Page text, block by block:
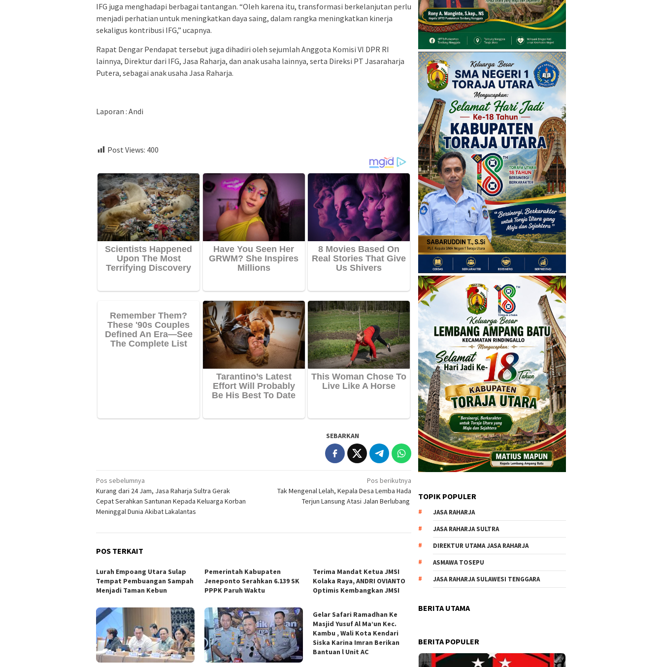
IFG juga menghadapi berbagai tantangan. “Oleh karena itu, transformasi berkelanjutan perlu
menjadi perhatian untuk meningkatkan daya saing, dalam rangka meningkatkan kinerja
sekaligus kontribusi IFG,” ucapnya.
Rapat Dengar Pendapat tersebut juga dihadiri oleh sejumlah Anggota Komisi VI DPR RI
lainnya, Direktur dari IFG, Jasa Raharja, dan anak usaha lainnya, serta Direksi PT Jasaraharja
Putera, sebagai anak usaha Jasa Raharja.
Laporan : Andi
Post Views: 400
SEBARKAN
Navigasi
pos
Pos sebelumnya
Kurang dari 24 Jam, Jasa Raharja Sultra Gerak
Cepat Serahkan Santunan Kepada Keluarga Korban
Meninggal Dunia Akibat Lakalantas
Pos berikutnya
Tak Mengenal Lelah, Kepala Desa Lemba Hada
Terjun Lansung Atasi Jalan Berlubang
POS TERKAIT
Lurah Empoang Utara Sulap
Tempat Pembuangan Sampah
Menjadi Taman Kebun
Pemerintah Kabupaten
Jeneponto Serahkan 6.139 SK
PPPK Paruh Waktu
Terima Mandat Ketua JMSI
Kolaka Raya, ANDRI OVIANTO
Optimis Kembangkan JMSI
Gelar Safari Ramadhan Ke
Masjid Yusuf Al Ma’un Kec.
Kambu , Wali Kota Kendari
Siska Karina Imran Berikan
Bantuan l Unit AC
TOPIK POPULER
JASA RAHARJA
JASA RAHARJA SULTRA
DIREKTUR UTAMA JASA RAHARJA
ASMAWA TOSEPU
JASA RAHARJA SULAWESI TENGGARA
BERITA UTAMA
BERITA POPULER